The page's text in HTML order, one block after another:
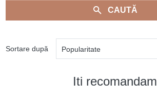
CAUTĂ
Sortare după Popularitate
Iti recomandam